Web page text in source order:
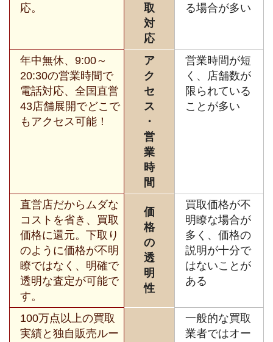
応。
取
対
応
る場合が多い
年中無休、9:00～
20:30の営業時間で
電話対応、全国直営
43店舗展開でどこで
もアクセス可能！
ア
ク
セ
ス
・
営
業
時
間
営業時間が短
く、店舗数が
限られている
ことが多い
直営店だからムダな
コストを省き、買取
価格に還元。下取り
のように価格が不明
瞭ではなく、明確で
透明な査定が可能で
す。
価
格
の
透
明
性
買取価格が不
明瞭な場合が
多く、価格の
説明が十分で
はないことが
ある
100万点以上の買取
実績と独自販売ルー
一般的な買取
業者ではオー